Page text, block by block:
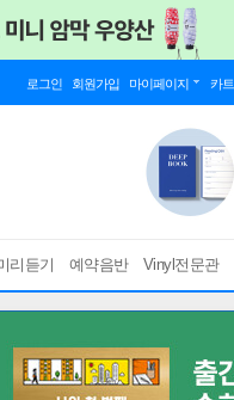
로그인 회원가입 마이페이지 카트
리듣기 예약음반 Vinyl전문관